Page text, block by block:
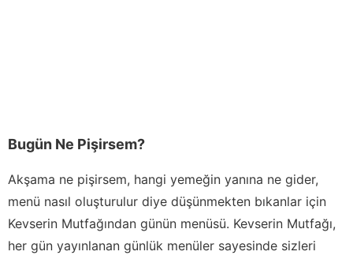
Bugün Ne Pişirsem?
Akşama ne pişirsem, hangi yemeğin yanına ne gider,
menü nasıl oluşturulur diye düşünmekten bıkanlar için
Kevserin Mutfağından günün menüsü. Kevserin Mutfağı,
her gün yayınlanan günlük menüler sayesinde sizleri